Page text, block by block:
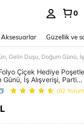
0
Aksesuarlar Güzellik ve
Çiçek Hediye
İş Alışverişi, Parti
- Çok Renkli
Partiler ve
(82